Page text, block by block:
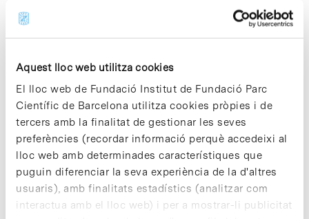
Aquest lloc web utilitza cookies
El lloc web de Fundació Institut de Fundació Parc
Científic de Barcelona utilitza cookies pròpies i de
tercers amb la finalitat de gestionar les seves
preferències (recordar informació perquè accedeixi al
lloc web amb determinades característiques que
puguin diferenciar la seva experiència de la d'altres
usuaris), amb finalitats estadístics (analitzar com
interactua amb el lloc web) i per a mostrar-li publicitat
In
El genoma a escala cromosòmica
del polp, una referència per
conèixer millor el funcionament
del cervell